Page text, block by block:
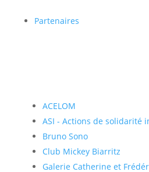
Partenaires
ACELOM
ASI - Actions de solidarité
Bruno Sono
Club Mickey Biarritz
Galerie Catherine et